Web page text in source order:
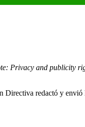
Privacy and publicity
Directiva redactó y